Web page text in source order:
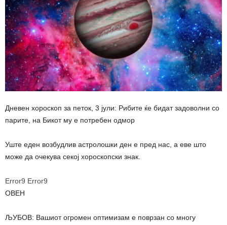
Дневен хороскоп за петок, 3 јули: Рибите ќе бидат задоволни со
парите, на Бикот му е потребен одмор
Уште еден возбудлив астролошки ден е пред нас, а еве што
може да очекува секој хороскопски знак.
Error9 Error9
ОВЕН
ЉУБОВ: Вашиот огромен оптимизам е поврзан со многу